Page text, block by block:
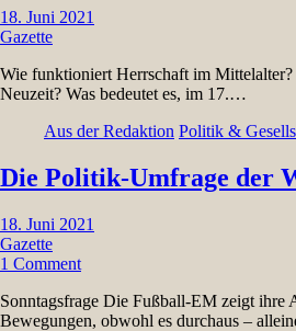
18. Juni 2021
Gazette
Wie funktioniert Herrschaft im
Neuzeit? Was bedeutet es, im 17.…
Aus der Redaktion Politik &
Die Politik-Umfrage der
18. Juni 2021
Gazette
1 Comment
Sonntagsfrage Die Fußball-EM zeigt ihre
Bewegungen, obwohl es durchaus –